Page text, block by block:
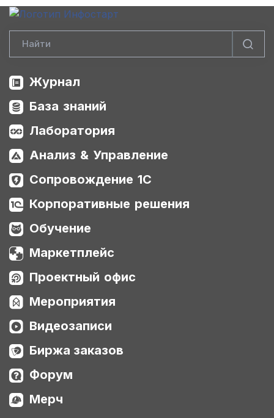
Журнал
База знаний
Лаборатория
Анализ & Управление
Сопровождение 1С
Корпоративные решения
Обучение
Маркетплейс
Проектный офис
Мероприятия
Видеозаписи
Биржа заказов
Форум
Мерч